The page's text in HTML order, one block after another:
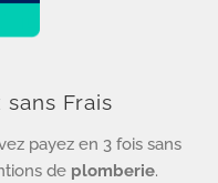
Frais
payez en 3 fois sans
de plomberie.